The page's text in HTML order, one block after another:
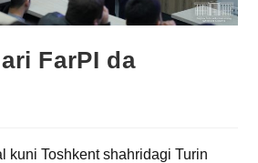
FarPI da
kuni Toshkent shahridagi Turin